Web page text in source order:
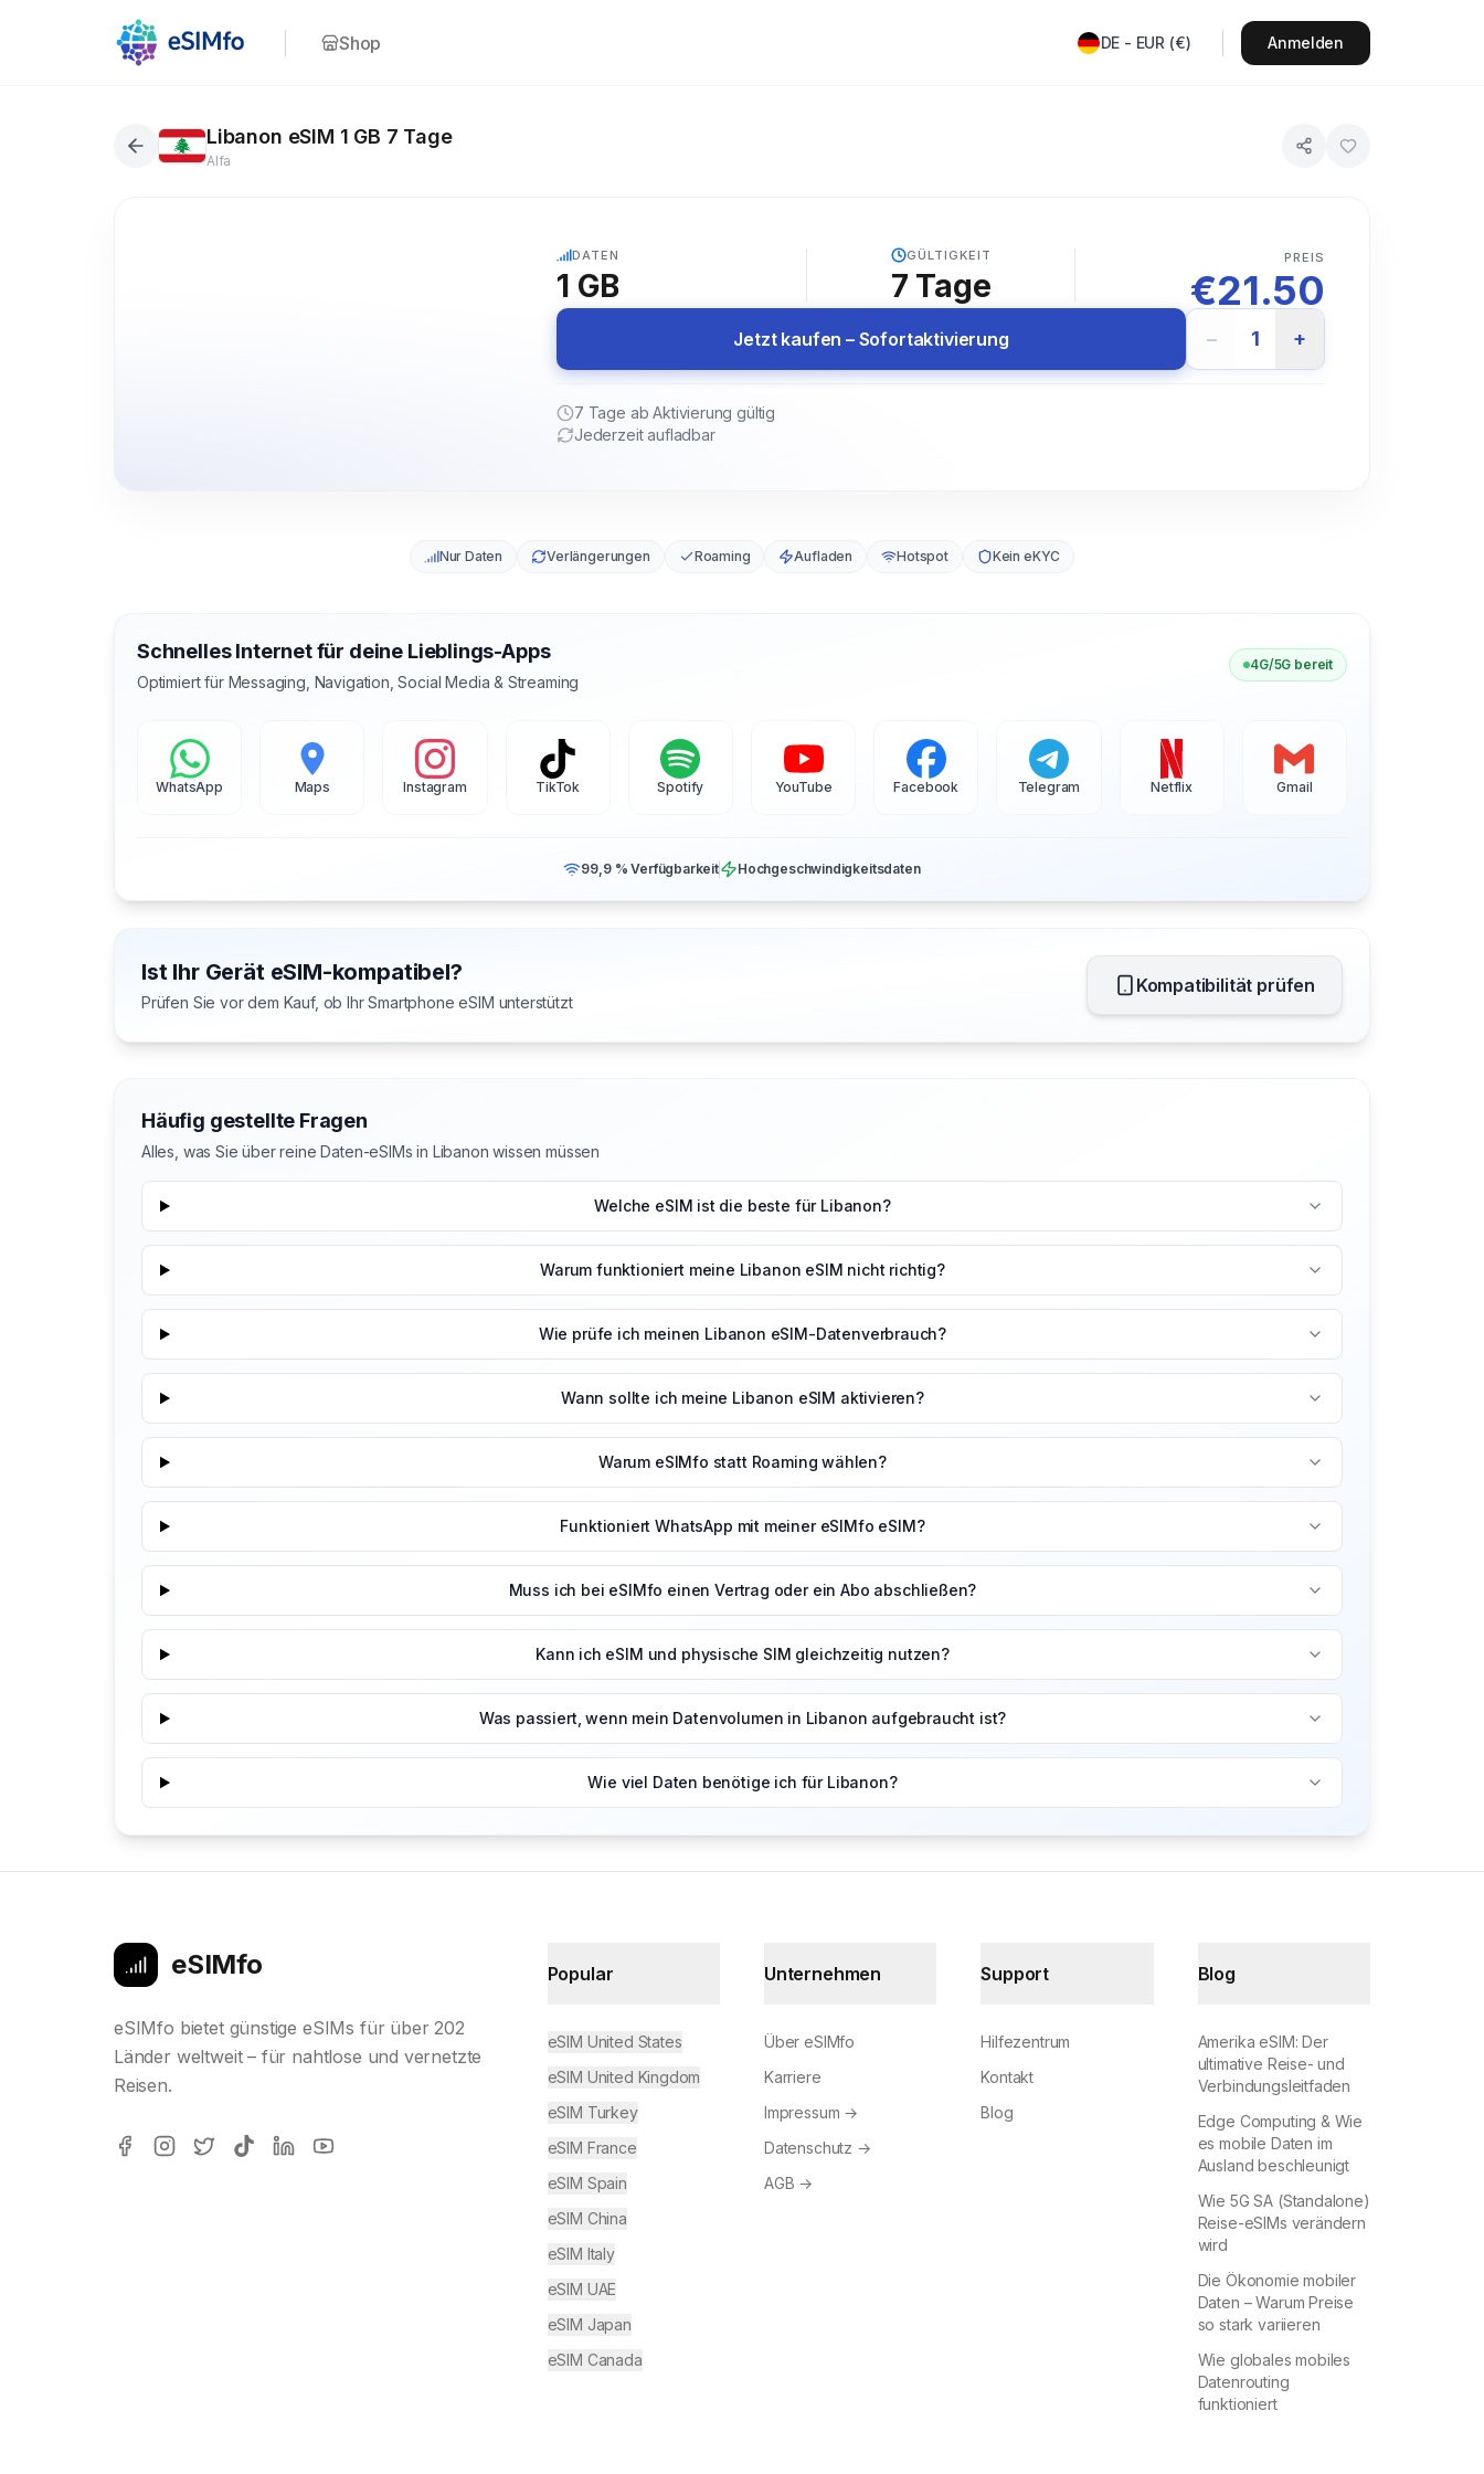
Shop DE - EUR (€) Anmelden
Libanon eSIM 1 GB 7 Tage
Alfa
DATEN
1 GB
GÜLTIGKEIT
7 Tage
PREIS
€21.50
Jetzt kaufen – Sofortaktivierung − 1 +
7 Tage ab Aktivierung gültig
Jederzeit aufladbar
Nur Daten Verlängerungen Roaming Aufladen Hotspot Kein eKYC
Schnelles Internet für deine Lieblings-Apps
Optimiert für Messaging, Navigation, Social Media & Streaming
4G/5G bereit
WhatsApp Maps Instagram TikTok Spotify YouTube Facebook Telegram Netflix Gmail
99,9 % Verfügbarkeit Hochgeschwindigkeitsdaten
Ist Ihr Gerät eSIM-kompatibel?
Prüfen Sie vor dem Kauf, ob Ihr Smartphone eSIM unterstützt
Kompatibilität prüfen
Häufig gestellte Fragen
Alles, was Sie über reine Daten-eSIMs in Libanon wissen müssen
Welche eSIM ist die beste für Libanon?
Warum funktioniert meine Libanon eSIM nicht richtig?
Wie prüfe ich meinen Libanon eSIM-Datenverbrauch?
Wann sollte ich meine Libanon eSIM aktivieren?
Warum eSIMfo statt Roaming wählen?
Funktioniert WhatsApp mit meiner eSIMfo eSIM?
Muss ich bei eSIMfo einen Vertrag oder ein Abo abschließen?
Kann ich eSIM und physische SIM gleichzeitig nutzen?
Was passiert, wenn mein Datenvolumen in Libanon aufgebraucht ist?
Wie viel Daten benötige ich für Libanon?
eSIMfo
eSIMfo bietet günstige eSIMs für über 202
Länder weltweit – für nahtlose und vernetzte
Reisen.
Popular
eSIM United States
eSIM United Kingdom
eSIM Turkey
eSIM France
eSIM Spain
eSIM China
eSIM Italy
eSIM UAE
eSIM Japan
eSIM Canada
Unternehmen
Über eSIMfo
Karriere
Impressum →
Datenschutz →
AGB →
Support
Hilfezentrum
Kontakt
Blog
Blog
Amerika eSIM: Der
ultimative Reise- und
Verbindungsleitfaden
Edge Computing & Wie
es mobile Daten im
Ausland beschleunigt
Wie 5G SA (Standalone)
Reise-eSIMs verändern
wird
Die Ökonomie mobiler
Daten – Warum Preise
so stark variieren
Wie globales mobiles
Datenrouting
funktioniert